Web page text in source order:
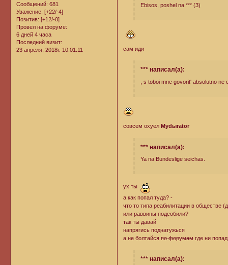
Сообщений: 681
Уважение: [+22/-4]
Позитив: [+12/-0]
Провел на форуме:
6 дней 4 часа
Последний визит:
23 апреля, 2018г. 10:01:11
Ebisos, poshel na *** (3)
сам иди
*** написал(а):
, s toboi mne govorit' absolutno ne
совсем охуел Mydыrator
*** написал(а):
Ya na Bundeslige seichas.
ух ты
а как попал туда? -
что то типа реабилитации в обществе
или раввины подсобили?
так ты давай
напрягись поднатужься
а не болтайсяпо форумам где ни
*** написал(а):